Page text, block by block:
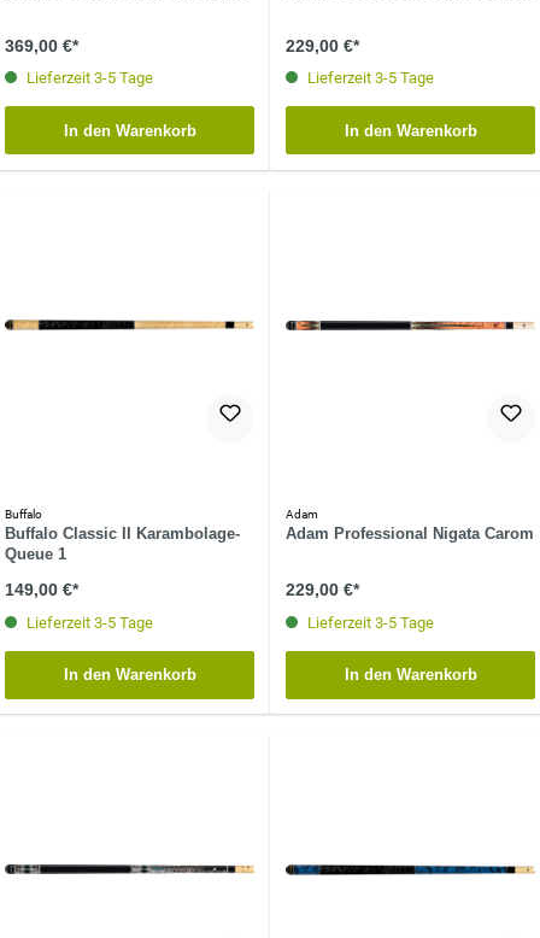
369,00 €*
Lieferzeit 3-5 Tage
In den Warenkorb
229,00 €*
Lieferzeit 3-5 Tage
In den Warenkorb
Buffalo
Buffalo Classic II Karambolage-
Queue 1
149,00 €*
Lieferzeit 3-5 Tage
In den Warenkorb
Adam
Adam Professional Nigata Carom
229,00 €*
Lieferzeit 3-5 Tage
In den Warenkorb